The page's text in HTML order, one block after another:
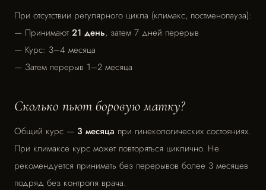
При отсутствии регулярного цикла (климакс, постменопауза):
— Принимают 21 день, затем 7 дней перерыв
— Курс: 3–4 месяца
— Затем перерыв 1–2 месяца
Сколько пьют боровую матку?
Общий курс — 3 месяца при гинекологических состояниях.
При климаксе курс может повторяться циклично. Не
рекомендуется принимать без перерывов более 3 месяцев
подряд без контроля врача.